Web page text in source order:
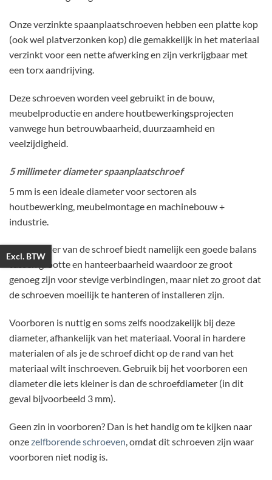
Onze verzinkte spaanplaatschroeven hebben een platte kop
(ook wel platverzonken kop) die gemakkelijk in het materiaal
verzinkt voor een nette afwerking en zijn verkrijgbaar met
een torx aandrijving.
Deze schroeven worden veel gebruikt in de bouw,
meubelproductie en andere houtbewerkingsprojecten
vanwege hun betrouwbaarheid, duurzaamheid en
veelzijdigheid.
5 millimeter diameter spaanplaatschroef
5 mm is een ideale diameter voor sectoren als
houtbewerking, meubelmontage en machinebouw +
industrie.
De diameter van de schroef biedt namelijk een goede balans
tussen grootte en hanteerbaarheid waardoor ze groot
genoeg zijn voor stevige verbindingen, maar niet zo groot dat
de schroeven moeilijk te hanteren of installeren zijn.
Voorboren is nuttig en soms zelfs noodzakelijk bij deze
diameter, afhankelijk van het materiaal. Vooral in hardere
materialen of als je de schroef dicht op de rand van het
materiaal wilt inschroeven. Gebruik bij het voorboren een
diameter die iets kleiner is dan de schroefdiameter (in dit
geval bijvoorbeeld 3 mm).
Geen zin in voorboren? Dan is het handig om te kijken naar
onzezelfborende schroeven, omdat dit schroeven zijn waar
voorboren niet nodig is.
Excl. BTW